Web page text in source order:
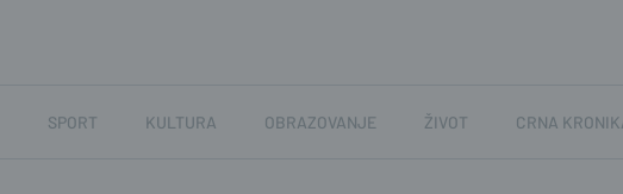
SPORT KULTURA OBRAZOVANJE ŽIVOT CRNA